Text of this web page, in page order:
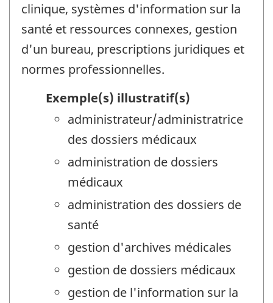
clinique, systèmes d'information sur la
santé et ressources connexes, gestion
d'un bureau, prescriptions juridiques et
normes professionnelles.
Exemple(s) illustratif(s)
administrateur/administratrice
des dossiers médicaux
administration de dossiers
médicaux
administration des dossiers de
santé
gestion d'archives médicales
gestion de dossiers médicaux
gestion de l'information sur la